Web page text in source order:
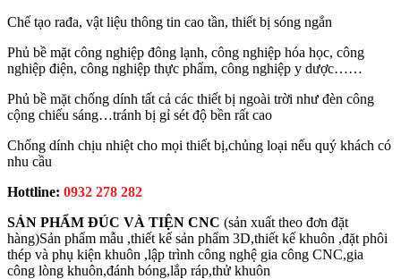
Chế tạo rađa, vật liệu thông tin cao tần, thiết bị sóng ngắn
Phủ bề mặt công nghiệp đông lạnh, công nghiệp hóa học, công
nghiệp điện, công nghiệp thực phẩm, công nghiệp y dược……
Phủ bề mặt chống dính tất cả các thiết bị ngoài trời như đèn công
cộng chiếu sáng…tránh bị gỉ sét độ bền rất cao
Chống dính chịu nhiệt cho mọi thiết bị,chủng loại nếu quý khách có
nhu cầu
Hottline: 0932 278 282
SẢN PHẨM ĐÚC VÀ TIỆN CNC (sản xuất theo đơn đặt
hàng)Sản phẩm mẫu ,thiết kế sản phẩm 3D,thiết kế khuôn ,đặt phôi
thép và phụ kiện khuôn ,lập trình công nghệ gia công CNC,gia
công lòng khuôn,đánh bóng,lắp ráp,thử khuôn